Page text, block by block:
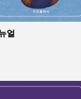
얼